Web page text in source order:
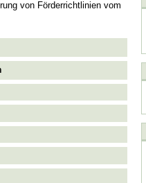
von Förderrichtlinien vom